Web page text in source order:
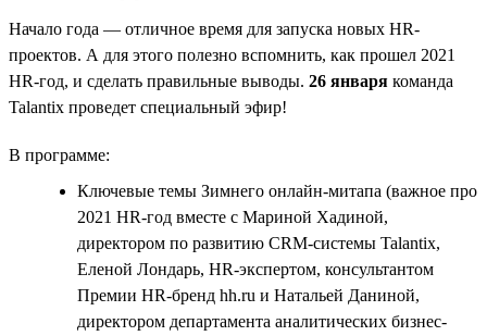
Начало года — отличное время для запуска новых HR-
проектов. А для этого полезно вспомнить, как прошел 2021
HR-год, и сделать правильные выводы. 26 января команда
Talantix проведет специальный эфир!
В программе:
Ключевые темы Зимнего онлайн-митапа (важное про
2021 HR-год вместе с Мариной Хадиной,
директором по развитию CRM-системы Talantix,
Еленой Лондарь, HR-экспертом, консультантом
Премии HR-бренд hh.ru и Натальей Даниной,
директором департамента аналитических бизнес-